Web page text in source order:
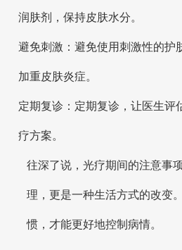
润肤剂，保持皮肤水分。
避免刺激：避免使用刺激性的护
加重皮肤炎症。
定期复诊：定期复诊，让医生评
疗方案。
往深了说，光疗期间的注意事
理，更是一种生活方式的改变
惯，才能更好地控制病情。